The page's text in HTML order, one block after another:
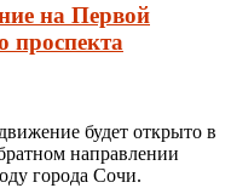
на Первой
проспекта
будет открыто в
направлении
города Сочи.